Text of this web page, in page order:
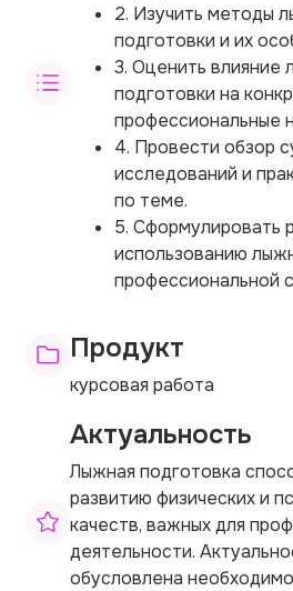
2. Изучить методы
подготовки и их
3. Оценить влияние
подготовки на
профессиональные
4. Провести обзор
исследований и
по теме.
5. Сформулировать
использованию
профессиональной
Продукт
курсовая работа
Актуальность
Лыжная подготовка
развитию физических и
качеств, важных для
деятельности.
обусловлена